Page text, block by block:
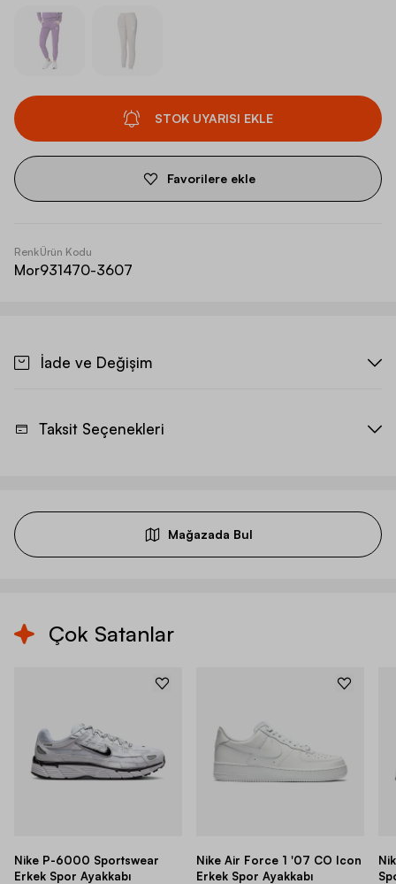
STOK UYARISI EKLE
Favorilere ekle
Renk
Mor
Ürün Kodu
931470-3607
İade ve Değişim
Taksit Seçenekleri
Mağazada Bul
Çok Satanlar
Nike P-6000 Sportswear
Erkek Spor Ayakkabı
Nike Air Force 1 '07 CO Icon
Erkek Spor Ayakkabı